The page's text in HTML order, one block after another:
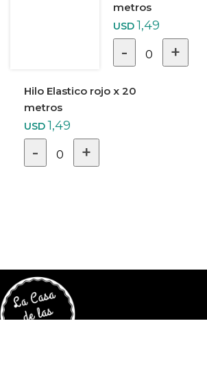
metros
USD 1,49
- 0 +
Hilo Elastico rojo x 20
metros
USD 1,49
- 0 +